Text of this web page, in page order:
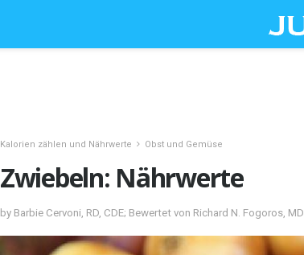
Kalorien zählen und Nährwerte Obst und Gemüse
Zwiebeln: Nährwerte
by Barbie Cervoni, RD, CDE; Bewertet von Richard N. Fogoros, MD